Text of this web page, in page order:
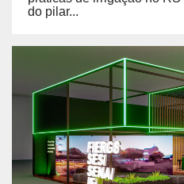
do pilar...